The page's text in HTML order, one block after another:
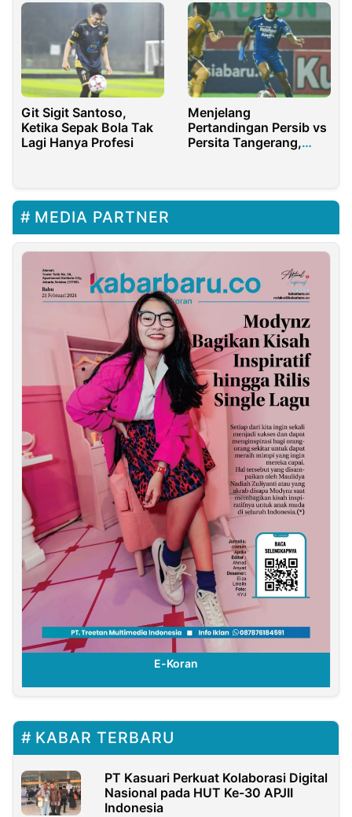
Git Sigit Santoso,
Ketika Sepak Bola Tak
Lagi Hanya Profesi
Menjelang
Pertandingan Persib vs
Persita Tangerang,
MEDIA PARTNER
E-Koran
KABAR TERBARU
PT Kasuari Perkuat Kolaborasi Digital
Nasional pada HUT Ke-30 APJII
Indonesia